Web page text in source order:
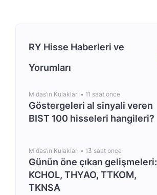
RY Hisse Haberleri ve
Yorumları
Midas’ın Kulakları • 11 saat once
Göstergeleri al sinyali veren
BIST 100 hisseleri hangileri?
Midas’ın Kulakları • 13 saat once
Günün öne çıkan gelişmeleri:
KCHOL, THYAO, TTKOM,
TKNSA